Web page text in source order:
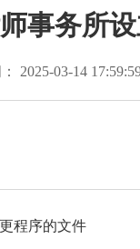
事务所
2025-03-14
程序的文件